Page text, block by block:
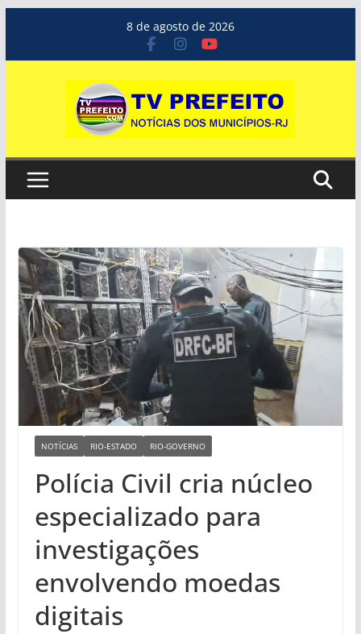
o
8 de agosto de 2026
NOTÍCIAS RIO-ESTADO RIO-GOVERNO
Polícia Civil cria núcleo
especializado para
investigações
envolvendo moedas
digitais